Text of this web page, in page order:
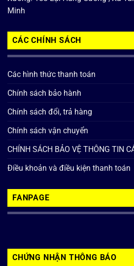
Minh
CÁC CHÍNH SÁCH
Các hình thức thanh toán
Chính sách bảo hành
Chính sách đổi, trả hàng
Chính sách vận chuyển
CHÍNH SÁCH BẢO VỆ THÔNG TIN
Điều khoản và điều kiện thanh toán
FANPAGE
CHỨNG NHẬN THÔNG BÁO